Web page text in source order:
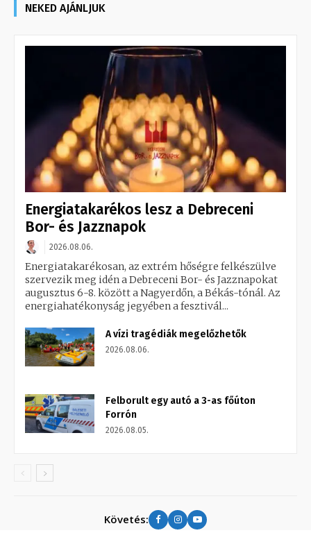
NEKED AJÁNLJUK
Energiatakarékos lesz a Debreceni
Bor- és Jazznapok
2026.08.06.
Energiatakarékosan, az extrém hőségre felkészülve
szervezik meg idén a Debreceni Bor- és Jazznapokat
augusztus 6-8. között a Nagyerdőn, a Békás-tónál. Az
energiahatékonyság jegyében a fesztivál...
A vízi tragédiák megelőzhetők
2026.08.06.
Felborult egy autó a 3-as főúton
Forrón
2026.08.05.
Követés: